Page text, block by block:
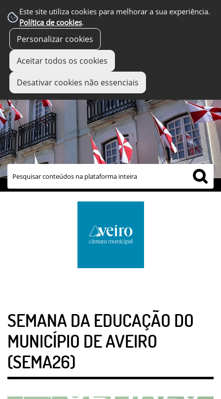
Este site utiliza cookies para melhorar a sua experiência.
Política de cookies.
Personalizar cookies
Aceitar todos os cookies
Desativar cookies não essenciais
links úteis
SEMANA DA EDUCAÇÃO DO
MUNICÍPIO DE AVEIRO
(SEMA26)